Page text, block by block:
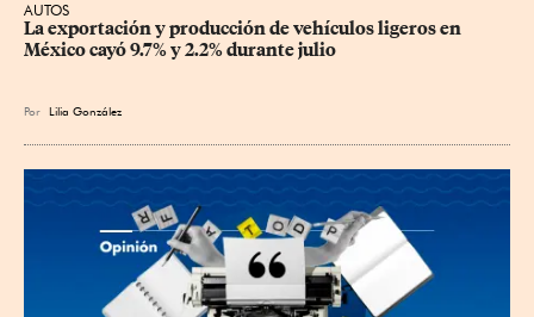
AUTOS
La exportación y producción de vehículos ligeros en
México cayó 9.7% y 2.2% durante julio
Por Lilia González